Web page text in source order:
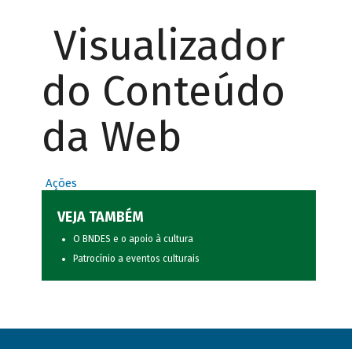
Visualizador
do Conteúdo
da Web
Ações
VEJA TAMBÉM
O BNDES e o apoio à cultura
Patrocínio a eventos culturais